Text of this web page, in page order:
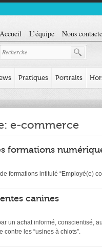
Accueil L’équipe Nous
Pratiques Portraits
e-commerce
formations
formations intitulé “Employé(e)
canines
un achat informé, conscientisé,
contre les “usines à chiots”.